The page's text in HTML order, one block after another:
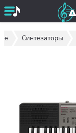
Синтезаторы